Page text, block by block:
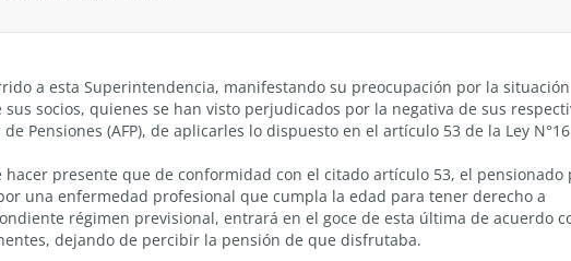
a esta Superintendencia, manifestando su preocupación por la situación
socios, quienes se han visto perjudicados por la negativa de sus
Pensiones (AFP), de aplicarles lo dispuesto en el artículo 53 de la Ley
hacer presente que de conformidad con el citado artículo 53, el pensionado
una enfermedad profesional que cumpla la edad para tener derecho a
régimen previsional, entrará en el goce de esta última de acuerdo
dejando de percibir la pensión de que disfrutaba.